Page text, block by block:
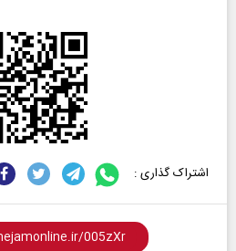
اشتراک گذاری :